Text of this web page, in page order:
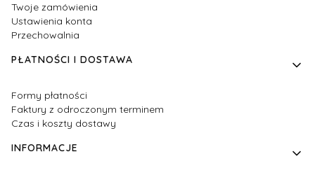
Twoje zamówienia
Ustawienia konta
Przechowalnia
PŁATNOŚCI I DOSTAWA
Formy płatności
Faktury z odroczonym terminem
Czas i koszty dostawy
INFORMACJE